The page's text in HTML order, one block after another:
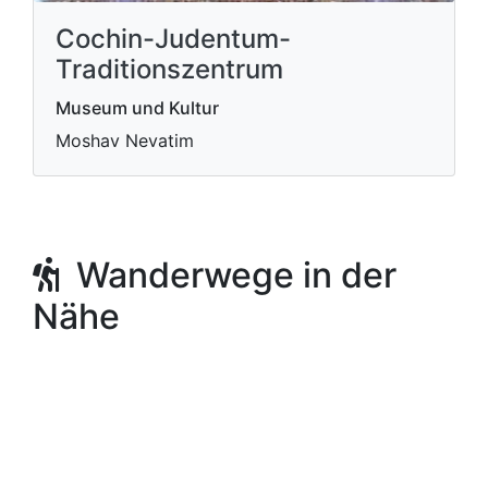
Cochin-Judentum-
Traditionszentrum
Museum und Kultur
Moshav Nevatim
Wanderwege in der
Nähe